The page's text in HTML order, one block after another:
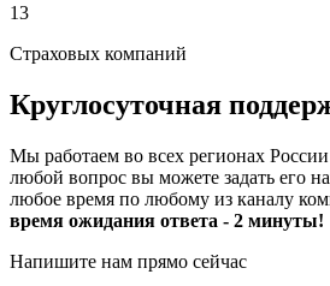
13
Страховых компаний
Круглосуточная
Мы работаем во всех регионах
любой вопрос вы можете задать его
любое время по любому из каналу
время ожидания ответа - 2 минуты!
Напишите нам прямо сейчас